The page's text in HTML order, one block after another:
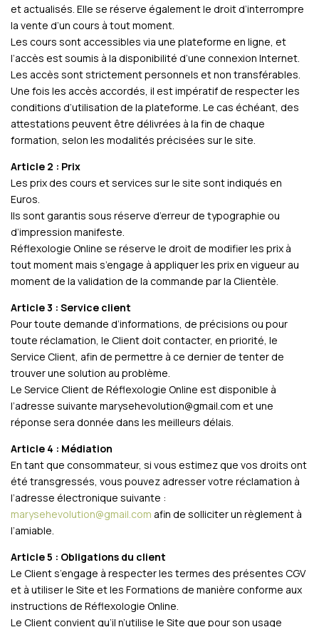
et actualisés. Elle se réserve également le droit d’interrompre
la vente d’un cours à tout moment.
Les cours sont accessibles via une plateforme en ligne, et
l’accès est soumis à la disponibilité d’une connexion Internet.
Les accès sont strictement personnels et non transférables.
Une fois les accès accordés, il est impératif de respecter les
conditions d’utilisation de la plateforme. Le cas échéant, des
attestations peuvent être délivrées à la fin de chaque
formation, selon les modalités précisées sur le site.
Article 2 : Prix
Les prix des cours et services sur le site sont indiqués en
Euros.
Ils sont garantis sous réserve d’erreur de typographie ou
d’impression manifeste.
Réflexologie Online se réserve le droit de modifier les prix à
tout moment mais s’engage à appliquer les prix en vigueur au
moment de la validation de la commande par la Clientèle.
Article 3 : Service client
Pour toute demande d’informations, de précisions ou pour
toute réclamation, le Client doit contacter, en priorité, le
Service Client, afin de permettre à ce dernier de tenter de
trouver une solution au problème.
Le Service Client de Réflexologie Online est disponible à
l’adresse suivante marysehevolution@gmail.com et une
réponse sera donnée dans les meilleurs délais.
Article 4 : Médiation
En tant que consommateur, si vous estimez que vos droits ont
été transgressés, vous pouvez adresser votre réclamation à
l’adresse électronique suivante :
marysehevolution@gmail.com afin de solliciter un règlement à
l’amiable.
Article 5 : Obligations du client
Le Client s’engage à respecter les termes des présentes CGV
et à utiliser le Site et les Formations de manière conforme aux
instructions de Réflexologie Online.
Le Client convient qu’il n’utilise le Site que pour son usage